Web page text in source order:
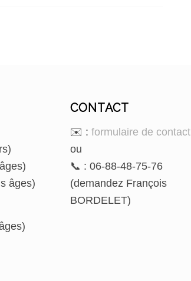
âges)
CONTACT
✉️ :formulaire de contact
ou
📞 : 06-88-48-75-76
(demandez François
BORDELET)